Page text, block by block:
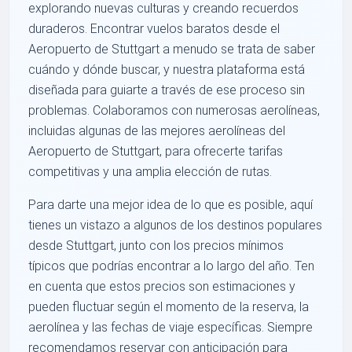
explorando nuevas culturas y creando recuerdos
duraderos. Encontrar vuelos baratos desde el
Aeropuerto de Stuttgart a menudo se trata de saber
cuándo y dónde buscar, y nuestra plataforma está
diseñada para guiarte a través de ese proceso sin
problemas. Colaboramos con numerosas aerolíneas,
incluidas algunas de las mejores aerolíneas del
Aeropuerto de Stuttgart, para ofrecerte tarifas
competitivas y una amplia elección de rutas.
Para darte una mejor idea de lo que es posible, aquí
tienes un vistazo a algunos de los destinos populares
desde Stuttgart, junto con los precios mínimos
típicos que podrías encontrar a lo largo del año. Ten
en cuenta que estos precios son estimaciones y
pueden fluctuar según el momento de la reserva, la
aerolínea y las fechas de viaje específicas. Siempre
recomendamos reservar con anticipación para